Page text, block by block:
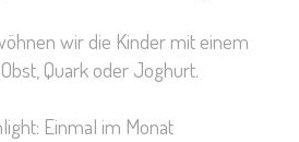
wir die Kinder mit einem
Quark oder Joghurt.
Einmal im Monat